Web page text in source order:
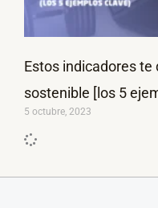
Estos indicadores
sostenible [los 5
5 octubre, 2023